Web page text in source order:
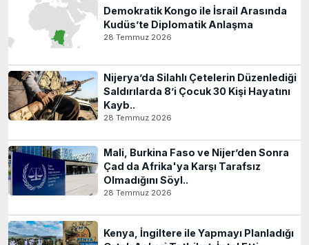
Demokratik Kongo ile İsrail Arasında
Kudüs’te Diplomatik Anlaşma
28 Temmuz 2026
Nijerya’da Silahlı Çetelerin Düzenlediği
Saldırılarda 8’i Çocuk 30 Kişi Hayatını
Kayb..
28 Temmuz 2026
Mali, Burkina Faso ve Nijer’den Sonra
Çad da Afrika'ya Karşı Tarafsız
Olmadığını Söyl..
28 Temmuz 2026
Kenya, İngiltere ile Yapmayı Planladığı